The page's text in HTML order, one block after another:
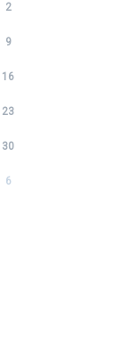
2
9
16
23
30
6